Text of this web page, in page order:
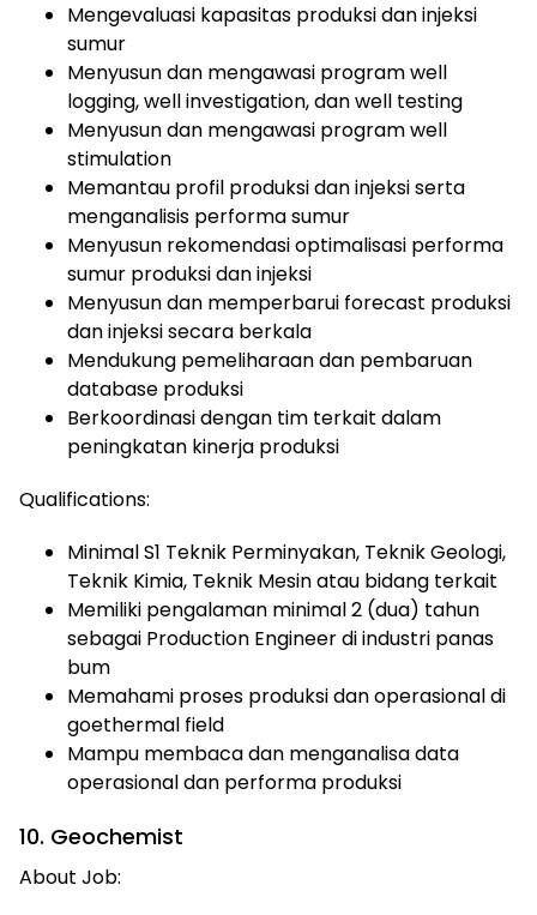
Mengevaluasi kapasitas produksi dan injeksi
sumur
Menyusun dan mengawasi program well
logging, well investigation, dan well testing
Menyusun dan mengawasi program well
stimulation
Memantau profil produksi dan injeksi serta
menganalisis performa sumur
Menyusun rekomendasi optimalisasi performa
sumur produksi dan injeksi
Menyusun dan memperbarui forecast produksi
dan injeksi secara berkala
Mendukung pemeliharaan dan pembaruan
database produksi
Berkoordinasi dengan tim terkait dalam
peningkatan kinerja produksi
Qualifications:
Minimal S1 Teknik Perminyakan, Teknik Geologi,
Teknik Kimia, Teknik Mesin atau bidang terkait
Memiliki pengalaman minimal 2 (dua) tahun
sebagai Production Engineer di industri panas
bum
Memahami proses produksi dan operasional di
goethermal field
Mampu membaca dan menganalisa data
operasional dan performa produksi
10. Geochemist
About Job: